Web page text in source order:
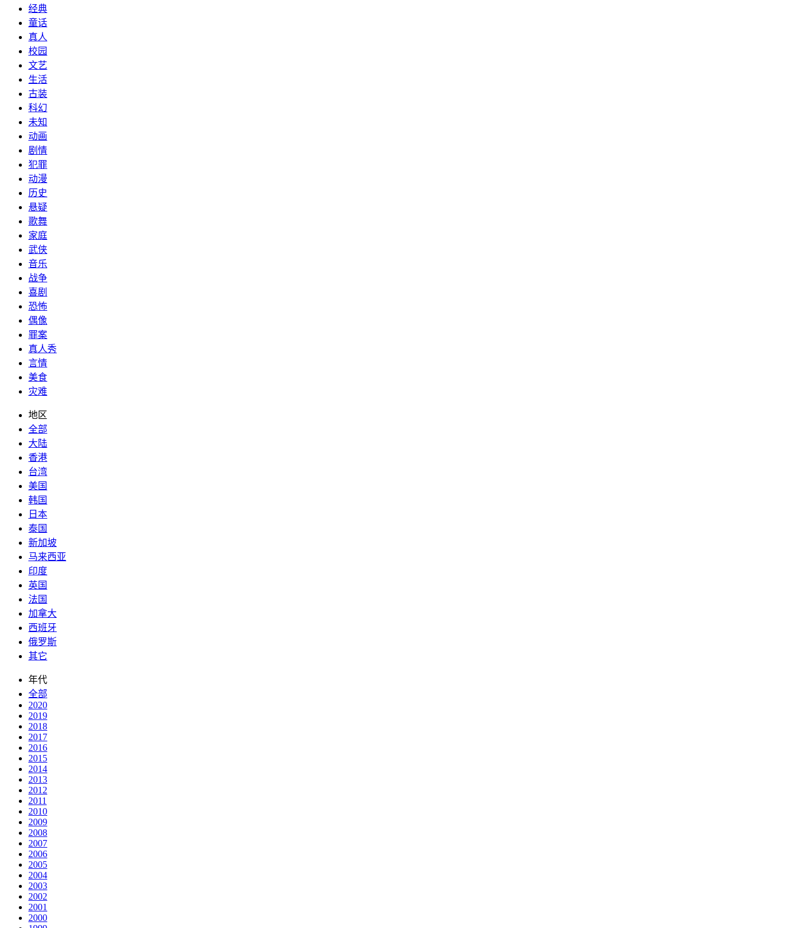
经典
童话
真人
校园
文艺
生活
古装
科幻
未知
动画
剧情
犯罪
动漫
历史
悬疑
歌舞
家庭
武侠
音乐
战争
喜剧
恐怖
偶像
罪案
真人秀
言情
美食
灾难
地区
全部
大陆
香港
台湾
美国
韩国
日本
泰国
新加坡
马来西亚
印度
英国
法国
加拿大
西班牙
俄罗斯
其它
年代
全部
2020
2019
2018
2017
2016
2015
2014
2013
2012
2011
2010
2009
2008
2007
2006
2005
2004
2003
2002
2001
2000